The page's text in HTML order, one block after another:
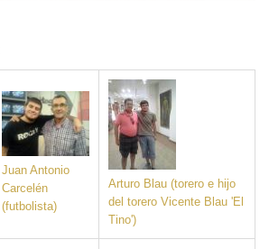
Juan Antonio
Carcelén
(futbolista)
Arturo Blau (torero e hijo
del torero Vicente Blau 'El
Tino')